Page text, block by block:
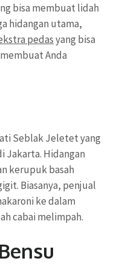
bisa membuat lidah
hidangan utama,
pedasyang bisa
Anda
Seblak Jeletet yang
Jakarta. Hidangan
kerupuk basah
Biasanya, penjual
ke dalam
cabai melimpah.